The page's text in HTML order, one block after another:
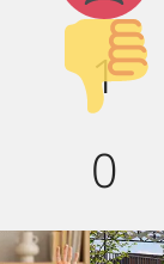
1
Палец
вниз!
0